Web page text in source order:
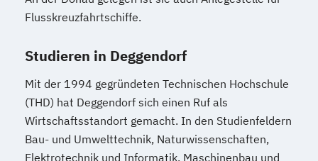
Flusskreuzfahrtschiffe.
Studieren in Deggendorf
Mit der 1994 gegründeten Technischen Hochschule
(THD) hat Deggendorf sich einen Ruf als
Wirtschaftsstandort gemacht. In den Studienfeldern
Bau- und Umwelttechnik, Naturwissenschaften,
Elektrotechnik und Informatik, Maschinenbau und